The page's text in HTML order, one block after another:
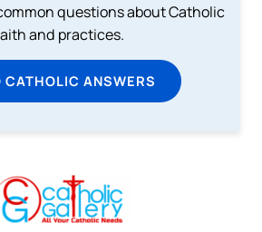
questions about Catholic
and practices.
CATHOLIC ANSWERS